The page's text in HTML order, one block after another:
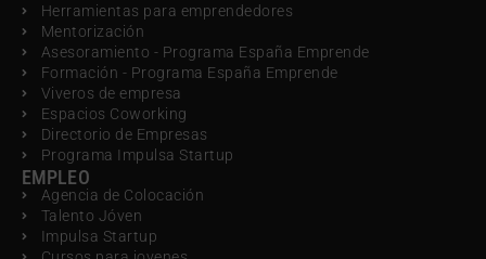
Herramientas para emprendedores
Mentorización
Asesoramiento - Programa España Emprende
Formación - Programa España Emprende
Viveros de empresa
Espacios Coworking
Directorio de Empresas
Programa Impulsa Startup
EMPLEO
Agencia de Colocación
Talento Jóven
Impulsa Startup